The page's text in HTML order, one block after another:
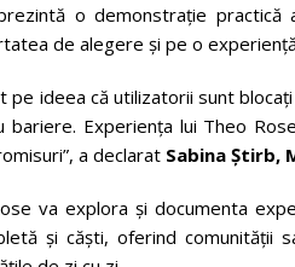
o demonstrație
de alegere și pe o
pe ideea că utilizatorii sunt
Experiența lui Theo
a declarat Sabina Știrb,
va explora și documenta
și căști, oferind comunității